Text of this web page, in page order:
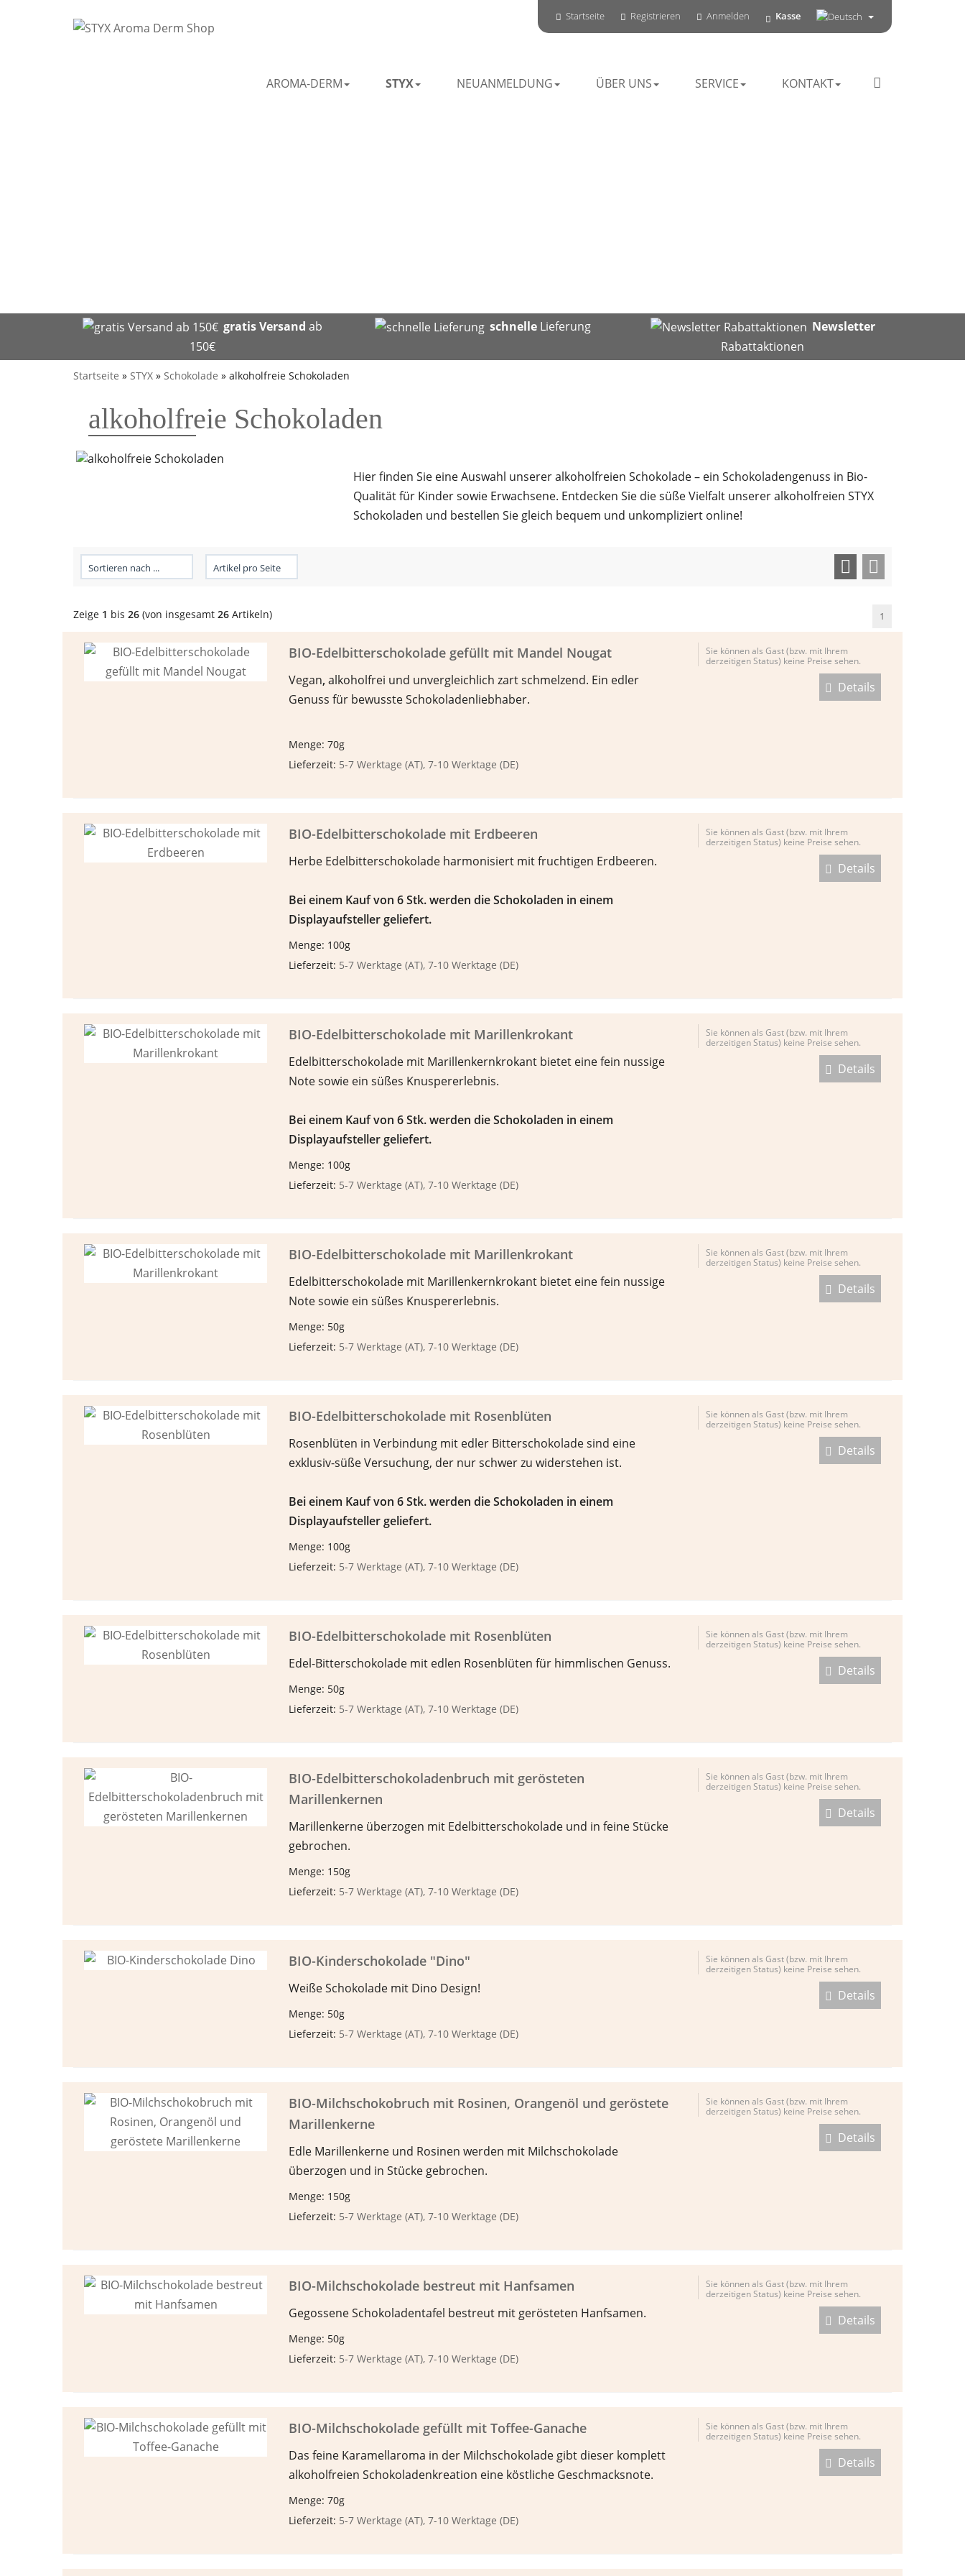
Startseite Registrieren Anmelden Kasse
AROMA-DERM STYX NEUANMELDUNG ÜBER UNS SERVICE KONTAKT
gratis Versand ab
150€
schnelleLieferung
Newsletter
Rabattaktionen
Startseite » STYX » Schokolade » alkoholfreie Schokoladen
alkoholfreie Schokoladen
Hier finden Sie eine Auswahl unserer alkoholfreien Schokolade – ein Schokoladengenuss in Bio-
Qualität für Kinder sowie Erwachsene. Entdecken Sie die süße Vielfalt unserer alkoholfreien STYX
Schokoladen und bestellen Sie gleich bequem und unkompliziert online!
Zeige 1 bis 26 (von insgesamt 26 Artikeln) 1
BIO-Edelbitterschokolade gefüllt mit Mandel Nougat
Vegan,alkoholfrei und unvergleichlich zart schmelzend. Ein edler
Genuss für bewusste Schokoladenliebhaber.
Menge: 70g
Lieferzeit: 5-7 Werktage (AT), 7-10 Werktage (DE)
Sie können als Gast (bzw. mit Ihrem
derzeitigen Status) keine Preise sehen.
Details
BIO-Edelbitterschokolade mit Erdbeeren
Herbe Edelbitterschokolade harmonisiert mit fruchtigen Erdbeeren.
Bei einem Kauf von 6 Stk. werden die Schokoladen in einem
Displayaufsteller geliefert.
Menge: 100g
Lieferzeit: 5-7 Werktage (AT), 7-10 Werktage (DE)
Sie können als Gast (bzw. mit Ihrem
derzeitigen Status) keine Preise sehen.
Details
BIO-Edelbitterschokolade mit Marillenkrokant
Edelbitterschokolade mit Marillenkernkrokant bietet eine fein nussige
Note sowie ein süßes Knuspererlebnis.
Bei einem Kauf von 6 Stk. werden die Schokoladen in einem
Displayaufsteller geliefert.
Menge: 100g
Lieferzeit: 5-7 Werktage (AT), 7-10 Werktage (DE)
Sie können als Gast (bzw. mit Ihrem
derzeitigen Status) keine Preise sehen.
Details
BIO-Edelbitterschokolade mit Marillenkrokant
Edelbitterschokolade mit Marillenkernkrokant bietet eine fein nussige
Note sowie ein süßes Knuspererlebnis.
Menge: 50g
Lieferzeit: 5-7 Werktage (AT), 7-10 Werktage (DE)
Sie können als Gast (bzw. mit Ihrem
derzeitigen Status) keine Preise sehen.
Details
BIO-Edelbitterschokolade mit Rosenblüten
Rosenblüten in Verbindung mit edler Bitterschokolade sind eine
exklusiv-süße Versuchung, der nur schwer zu widerstehen ist.
Bei einem Kauf von 6 Stk. werden die Schokoladen in einem
Displayaufsteller geliefert.
Menge: 100g
Lieferzeit: 5-7 Werktage (AT), 7-10 Werktage (DE)
Sie können als Gast (bzw. mit Ihrem
derzeitigen Status) keine Preise sehen.
Details
BIO-Edelbitterschokolade mit Rosenblüten
Edel-Bitterschokolade mit edlen Rosenblüten für himmlischen Genuss.
Menge: 50g
Lieferzeit: 5-7 Werktage (AT), 7-10 Werktage (DE)
Sie können als Gast (bzw. mit Ihrem
derzeitigen Status) keine Preise sehen.
Details
BIO-Edelbitterschokoladenbruch mit gerösteten
Marillenkernen
Marillenkerne überzogen mit Edelbitterschokolade und in feine Stücke
gebrochen.
Menge: 150g
Lieferzeit: 5-7 Werktage (AT), 7-10 Werktage (DE)
Sie können als Gast (bzw. mit Ihrem
derzeitigen Status) keine Preise sehen.
Details
BIO-Kinderschokolade "Dino"
Weiße Schokolade mit Dino Design!
Menge: 50g
Lieferzeit: 5-7 Werktage (AT), 7-10 Werktage (DE)
Sie können als Gast (bzw. mit Ihrem
derzeitigen Status) keine Preise sehen.
Details
BIO-Milchschokobruch mit Rosinen, Orangenöl und geröstete
Marillenkerne
Edle Marillenkerne und Rosinen werden mit Milchschokolade
überzogen und in Stücke gebrochen.
Menge: 150g
Lieferzeit: 5-7 Werktage (AT), 7-10 Werktage (DE)
Sie können als Gast (bzw. mit Ihrem
derzeitigen Status) keine Preise sehen.
Details
BIO-Milchschokolade bestreut mit Hanfsamen
Gegossene Schokoladentafel bestreut mit gerösteten Hanfsamen.
Menge: 50g
Lieferzeit: 5-7 Werktage (AT), 7-10 Werktage (DE)
Sie können als Gast (bzw. mit Ihrem
derzeitigen Status) keine Preise sehen.
Details
BIO-Milchschokolade gefüllt mit Toffee-Ganache
Das feine Karamellaroma in der Milchschokolade gibt dieser komplett
alkoholfreien Schokoladenkreation eine köstliche Geschmacksnote.
Menge: 70g
Lieferzeit: 5-7 Werktage (AT), 7-10 Werktage (DE)
Sie können als Gast (bzw. mit Ihrem
derzeitigen Status) keine Preise sehen.
Details